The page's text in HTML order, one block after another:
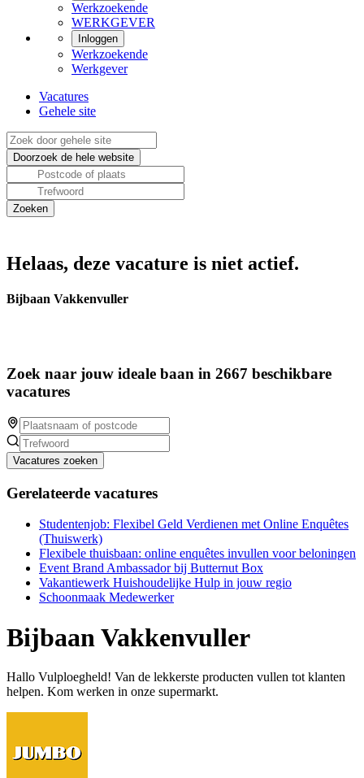
Werkzoekende
WERKGEVER
Inloggen
Werkzoekende
Werkgever
Vacatures
Gehele site
Helaas, deze vacature is niet actief.
Bijbaan Vakkenvuller
Zoek naar jouw ideale baan in 2667 beschikbare
vacatures
Vacatures zoeken
Gerelateerde vacatures
Studentenjob: Flexibel Geld Verdienen met Online Enquêtes
(Thuiswerk)
Flexibele thuisbaan: online enquêtes invullen voor beloningen
Event Brand Ambassador bij Butternut Box
Vakantiewerk Huishoudelijke Hulp in jouw regio
Schoonmaak Medewerker
Bijbaan Vakkenvuller
Hallo Vulploegheld! Van de lekkerste producten vullen tot klanten
helpen. Kom werken in onze supermarkt.